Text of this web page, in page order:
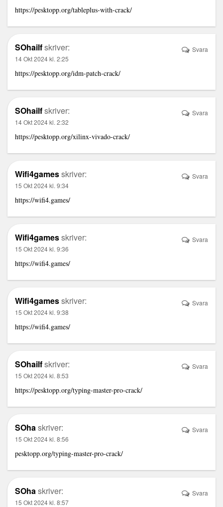
https://pesktopp.org/tableplus-with-crack/
SOhailfskriver:
14 Okt 2024 kl. 2:25
https://pesktopp.org/idm-patch-crack/
Svara
SOhailfskriver:
14 Okt 2024 kl. 2:32
https://pesktopp.org/xilinx-vivado-crack/
Svara
Wifi4gamesskriver:
15 Okt 2024 kl. 9:34
https://wifi4.games/
Svara
Wifi4gamesskriver:
15 Okt 2024 kl. 9:36
https://wifi4.games/
Svara
Wifi4gamesskriver:
15 Okt 2024 kl. 9:38
https://wifi4.games/
Svara
SOhailfskriver:
15 Okt 2024 kl. 8:53
https://pesktopp.org/typing-master-pro-crack/
Svara
SOhaskriver:
15 Okt 2024 kl. 8:56
pesktopp.org/typing-master-pro-crack/
Svara
SOhaskriver:
15 Okt 2024 kl. 8:57
Svara